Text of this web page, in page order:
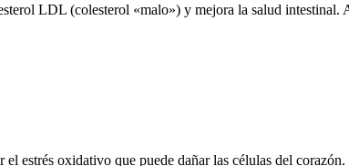
LDL (colesterol «malo») y mejora la salud
estrés oxidativo que puede dañar las células del